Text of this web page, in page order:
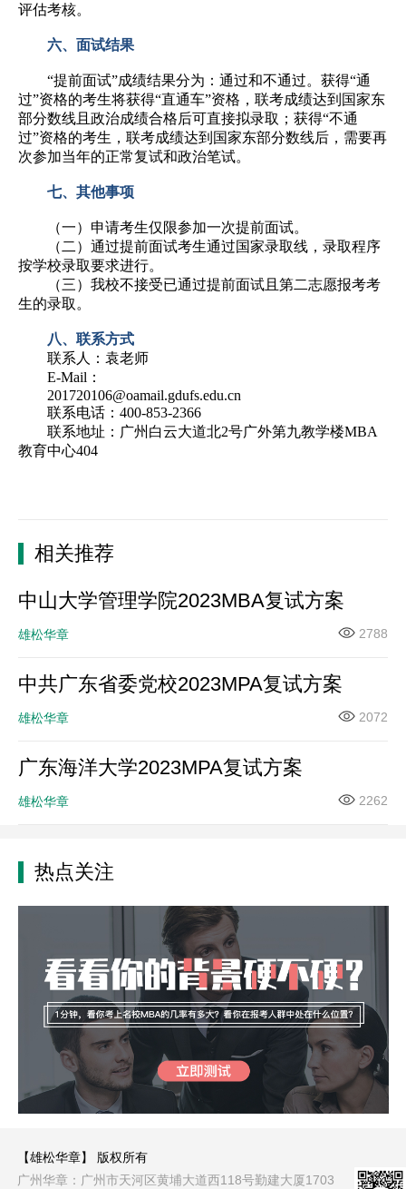
评估考核。
六、面试结果
“提前面试”成绩结果分为：通过和不通过。获得“通
过”资格的考生将获得“直通车”资格，联考成绩达到国家东
部分数线且政治成绩合格后可直接拟录取；获得“不通
过”资格的考生，联考成绩达到国家东部分数线后，需要再
次参加当年的正常复试和政治笔试。
七、其他事项
（一）申请考生仅限参加一次提前面试。
（二）通过提前面试考生通过国家录取线，录取程序
按学校录取要求进行。
（三）我校不接受已通过提前面试且第二志愿报考考
生的录取。
八、联系方式
联系人：袁老师
E-Mail：
201720106@oamail.gdufs.edu.cn
联系电话：400-853-2366
联系地址：广州白云大道北2号广外第九教学楼MBA
教育中心404
相关推荐
中山大学管理学院2023MBA复试方案
雄松华章 2788
中共广东省委党校2023MPA复试方案
雄松华章 2072
广东海洋大学2023MPA复试方案
雄松华章 2262
热点关注
【雄松华章】 版权所有
广州华章：广州市天河区黄埔大道西118号勤建大厦1703